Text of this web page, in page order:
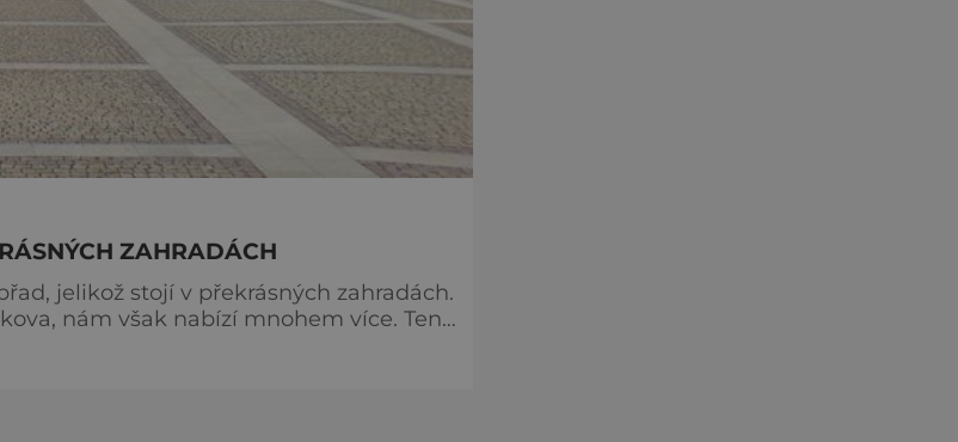
ZAHRADÁCH
jelikož stojí v překrásných zahradách.
nám však nabízí mnohem více. Tento
nám ukáže galerii a kapli sv. Jana